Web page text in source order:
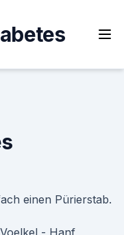
einen Pürierstab.
- Hanf